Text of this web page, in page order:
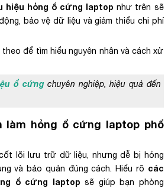
hiệu hỏng ổ cứng laptop như trên sẽ
bảo vệ dữ liệu và giảm thiểu chi phí
để tìm hiểu nguyên nhân và cách xử
ổ cứngchuyên nghiệp, hiệu quả đến
làm hỏng ổ cứng laptop phổ
lõi lưu trữ dữ liệu, nhưng dễ bị hỏng
và bảo quản đúng cách. Hiểu rõ các
ổ cứng laptop sẽ giúp bạn phòng